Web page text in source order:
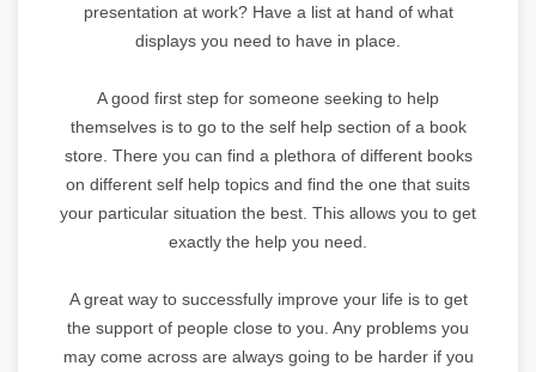
presentation at work? Have a list at hand of what
displays you need to have in place.
A good first step for someone seeking to help
themselves is to go to the self help section of a book
store. There you can find a plethora of different books
on different self help topics and find the one that suits
your particular situation the best. This allows you to get
exactly the help you need.
A great way to successfully improve your life is to get
the support of people close to you. Any problems you
may come across are always going to be harder if you